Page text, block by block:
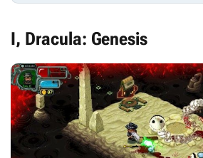
I, Dracula: Genesis